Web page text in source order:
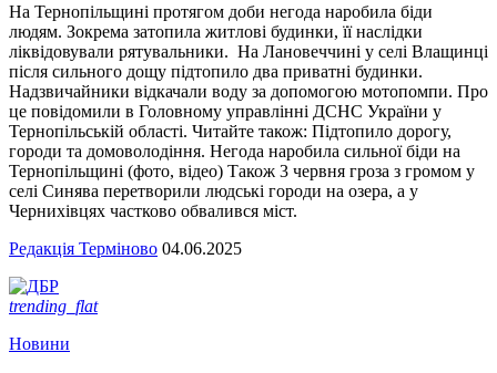
На Тернопільщині протягом доби негода наробила біди
людям. Зокрема затопила житлові будинки, її наслідки
ліквідовували рятувальники. На Лановеччині у селі Влащинці
після сильного дощу підтопило два приватні будинки.
Надзвичайники відкачали воду за допомогою мотопомпи. Про
це повідомили в Головному управлінні ДСНС України у
Тернопільській області. Читайте також: Підтопило дорогу,
городи та домоволодіння. Негода наробила сильної біди на
Тернопільщині (фото, відео) Також 3 червня гроза з громом у
селі Синява перетворили людські городи на озера, а у
Чернихівцях частково обвалився міст.
Редакція Терміново 04.06.2025
trending_flat
Новини